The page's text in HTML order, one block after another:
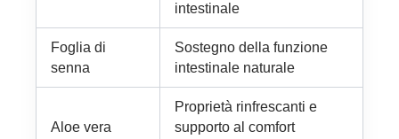
intestinale
Foglia di
senna
Sostegno della funzione
intestinale naturale
Aloe vera
Proprietà rinfrescanti e
supporto al comfort